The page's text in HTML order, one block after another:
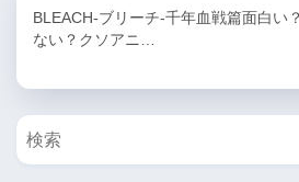
BLEACH-ブリーチ-千年血戦篇面白い
ない？クソアニ…